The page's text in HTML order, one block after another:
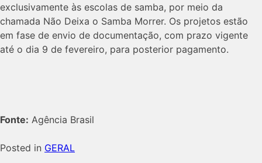
exclusivamente às escolas de samba, por meio da
chamada Não Deixa o Samba Morrer. Os projetos estão
em fase de envio de documentação, com prazo vigente
até o dia 9 de fevereiro, para posterior pagamento.
Fonte: Agência Brasil
Posted in GERAL